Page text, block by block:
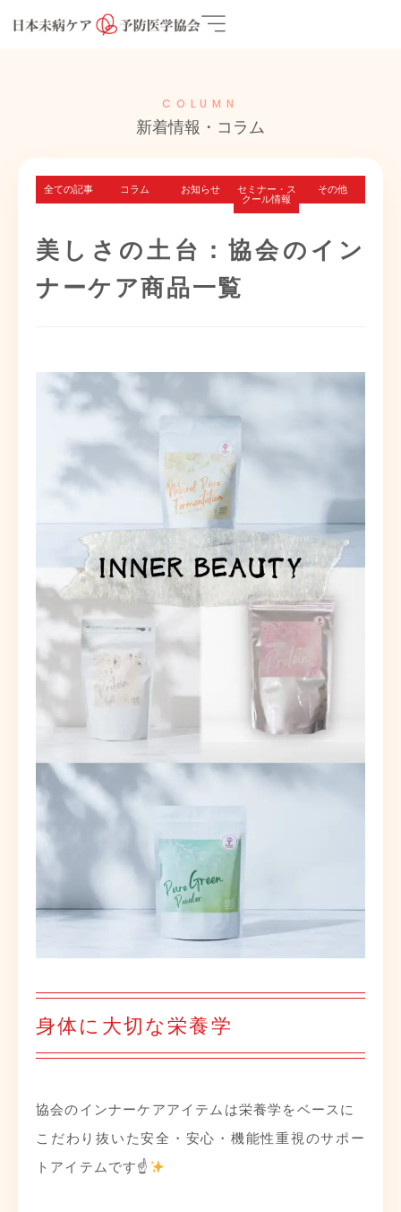
COLUMN
新着情報・コラム
全ての記事 コラム お知らせ セミナー・ス
クール情報
その他
美しさの土台：協会のイン
ナーケア商品一覧
身体に大切な栄養学
協会のインナーケアアイテムは栄養学をベースに
こだわり抜いた安全・安心・機能性重視のサポー
トアイテムです☝